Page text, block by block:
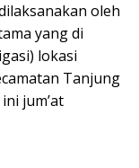
oleh
yang di
lokasi
Tanjung
jum’at